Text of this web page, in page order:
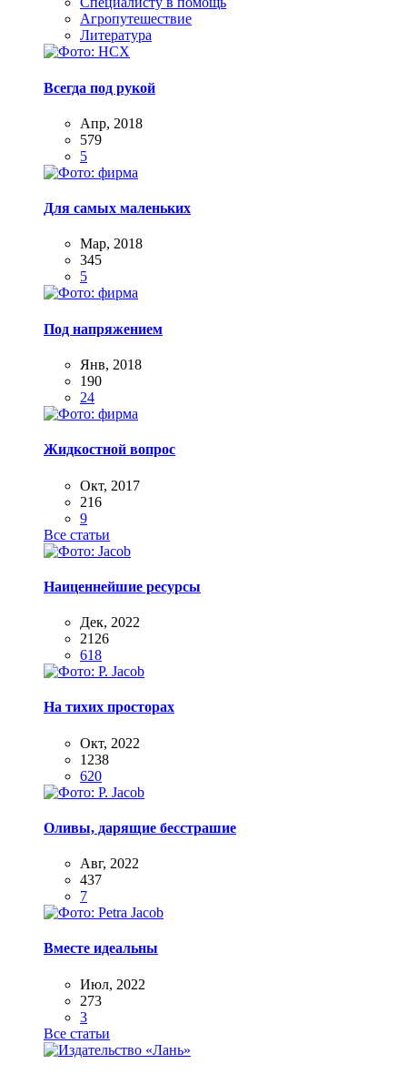
Агропутешествие
Литература
Всегда под рукой
Апр, 2018
579
5
Для самых маленьких
Мар, 2018
345
5
Под напряжением
Янв, 2018
190
24
Жидкостной вопрос
Окт, 2017
216
9
Все статьи
Наиценнейшие ресурсы
Дек, 2022
2126
618
На тихих просторах
Окт, 2022
1238
620
Оливы, дарящие бесстрашие
Авг, 2022
437
7
Вместе идеальны
Июл, 2022
273
3
Все статьи